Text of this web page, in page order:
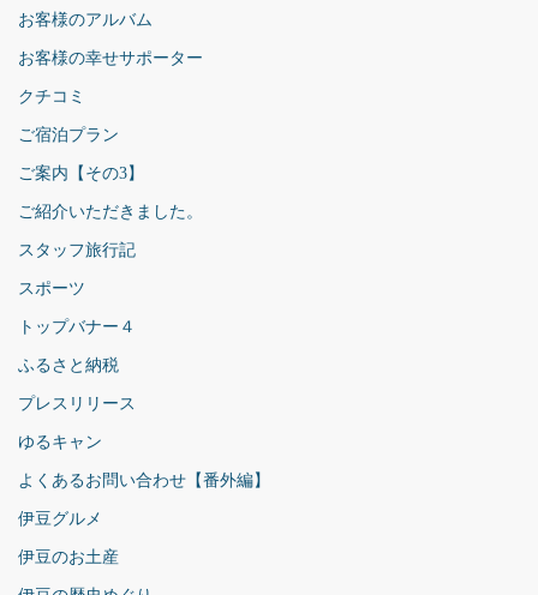
お客様のアルバム
お客様の幸せサポーター
クチコミ
ご宿泊プラン
ご案内【その3】
ご紹介いただきました。
スタッフ旅行記
スポーツ
トップバナー４
ふるさと納税
プレスリリース
ゆるキャン
よくあるお問い合わせ【番外編】
伊豆グルメ
伊豆のお土産